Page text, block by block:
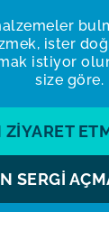
ister
istiyor
size göre.
ZIYARET
SERGI